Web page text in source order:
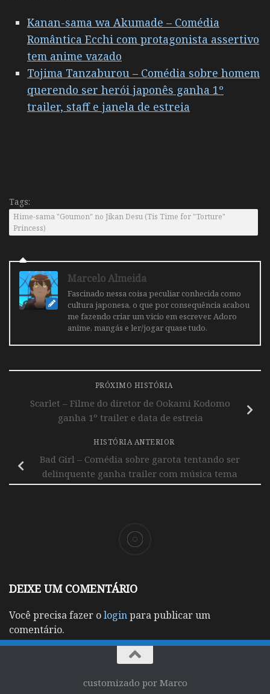
Kanan-sama wa Akumade – Comédia
Romântica Ecchi com protagonista assertivo
tem anime vazado
Tojima Tanzaburou – Comédia sobre homem
querendo ser herói japonês ganha 1º
trailer, staff e janela de estreia
Tags:
Hime-sama "Goumon" no Jikan Desu (Tis Time for "Torture"
Princess)
Marcelo Almeida
Fascinado nessa coisa peculiar conhecida como
cultura japonesa, o que por consequência acabou
me fazendo criar um vicio em escrever. Adoro
anime, mangás e ler/jogar quase tudo.
PRÓXIMO HISTÓRIA
Scarlet – Filme do diretor de Ookami Kodomo
ganha 1º trailer e data de estreia
HISTÓRIA ANTERIOR
Bad Girl – Comédia sobre garota tentando ser
delinquente ganha trailer com música tema
DEIXE UM COMENTÁRIO
Você precisa fazer ologinpara publicar um
comentário.
customizado por Marco